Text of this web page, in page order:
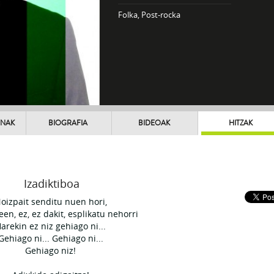
Folka, Post-rocka
BIOGRAFIA BIDEOAK HITZAK
Izadiktiboa
senditu nuen hori,
ez, ez dakit, esplikatu nehorri
ez niz gehiago ni...
ni... Gehiago ni...
Gehiago niz!